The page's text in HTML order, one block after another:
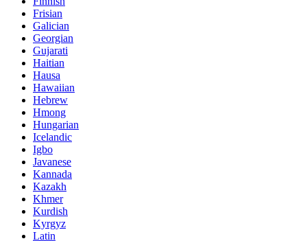
Frisian
Galician
Georgian
Gujarati
Haitian
Hausa
Hawaiian
Hebrew
Hmong
Hungarian
Icelandic
Igbo
Javanese
Kannada
Kazakh
Khmer
Kurdish
Kyrgyz
Latin